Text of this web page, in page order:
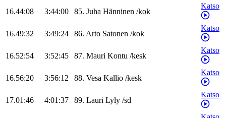
16.44:08 3:44:00 85. Juha Hänninen /kok
Katso
16.49:32 3:49:24 86. Arto Satonen /kok
Katso
16.52:54 3:52:45 87. Mauri Kontu /kesk
Katso
16.56:20 3:56:12 88. Vesa Kallio /kesk
Katso
17.01:46 4:01:37 89. Lauri Lyly /sd
Katso